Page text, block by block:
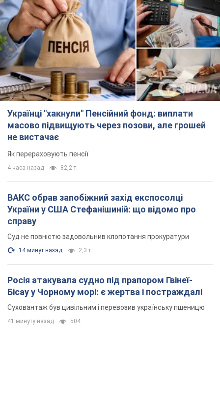
Українці "хакнули" Пенсійний фонд: виплати
масово підвищують через позови, але грошей
не вистачає
Як перераховують пенсії
4 часа назад 82,2 т.
ВАКС обрав запобіжний захід експосолці
України у США Стефанішиній: що відомо про
справу
Суд не повністю задовольнив клопотання прокуратури
14 минут назад 2,3 т.
Росія атакувала судно під прапором Гвінеї-
Бісау у Чорному морі: є жертва і постраждалі
Суховантаж був цивільним і перевозив українську пшеницю
41 минуту назад 504